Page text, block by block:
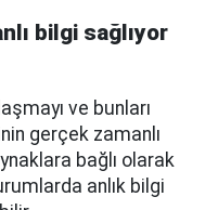
bilgi sağlıyor
ve bunları
gerçek zamanlı
bağlı olarak
anlık bilgi